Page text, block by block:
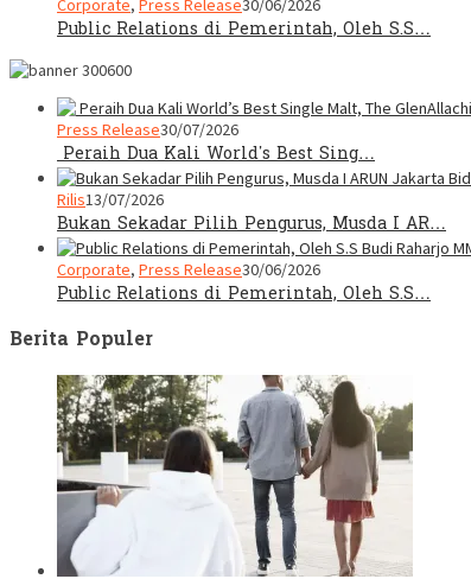
Corporate, Press Release30/06/2026
Public Relations di Pemerintah, Oleh S.S…
Press Release30/07/2026
Peraih Dua Kali World’s Best Sing…
Rilis13/07/2026
Bukan Sekadar Pilih Pengurus, Musda I AR…
Corporate, Press Release30/06/2026
Public Relations di Pemerintah, Oleh S.S…
Berita Populer